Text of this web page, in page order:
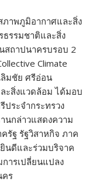
p
y
Li
n
k
ar
e
ภาพภูมิอากาศและสิ่ง
ธรรมชาติและสิ่ง
สถาปนาครบรอบ 2
Climate
ลิมชัย ศรีอ่อน
ะสิ่งแวดล้อม ได้มอบ
ระจำกระทรวง
นกล่าวแสดงความ
รัฐ รัฐวิสาหกิจ ภาค
นดีและร่วมบริจาค
ารเปลี่ยนแปลง
คร